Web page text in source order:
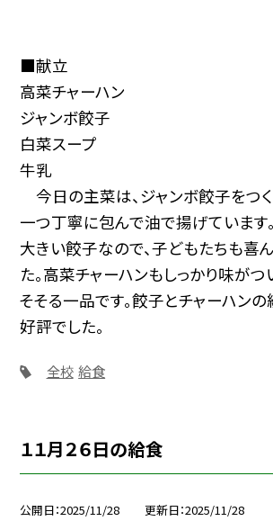
■献立
高菜チャーハン
ジャンボ餃子
白菜スープ
牛乳
今日の主菜は、ジャンボ餃子をつく
一つ丁寧に包んで油で揚げています
大きい餃子なので、子どもたちも喜
た。高菜チャーハンもしっかり味が
そそる一品です。餃子とチャーハン
好評でした。
全校 給食
１１月２６日の給食
公開日 2025/11/28 更新日 2025/11/28